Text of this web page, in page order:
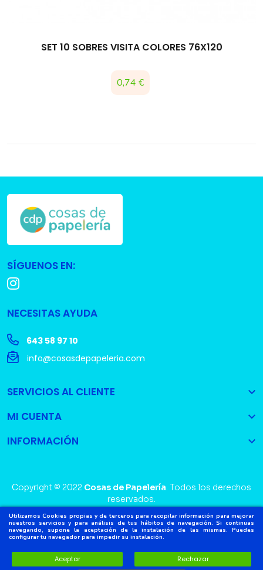
Utilizamos Cookies propias y de terceros para recopilar información para mejorar
nuestros servicios y para análisis de tus hábitos de navegación. Si continuas
navegando, supone la aceptación de la instalación de las mismas. Puedes
configurar tu navegador para impedir su instalación.
Aceptar Rechazar
SET 10 SOBRES VISITA COLORES 76X120
Precio
0,74 €
SÍGUENOS EN:
NECESITAS AYUDA
643 58 97 10
info@cosasdepapeleria.com
SERVICIOS AL CLIENTE

MI CUENTA

INFORMACIÓN

Copyright © 2022 Cosas de Papelería . Todos los derechos
reservados.